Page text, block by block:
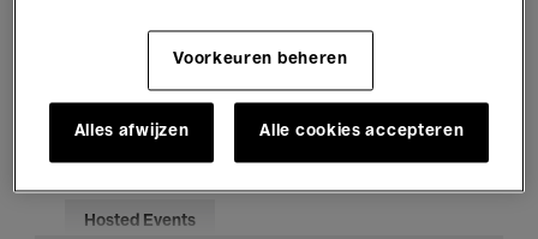
Onderwijs Rondleidingen
Hosted Events
Voorkeuren beheren
Alles afwijzen Alle cookies accepteren